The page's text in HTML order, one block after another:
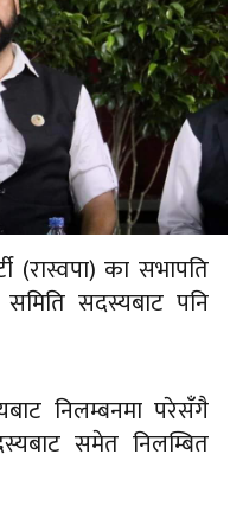
(रास्वपा) का सभापति
समिति सदस्यबाट पनि
निलम्बनमा परेसँगै
समेत निलम्बित